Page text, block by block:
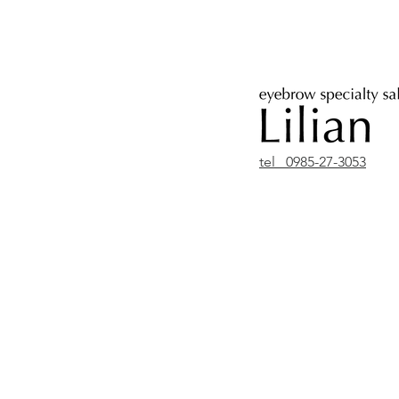
tel 0985-27-3053